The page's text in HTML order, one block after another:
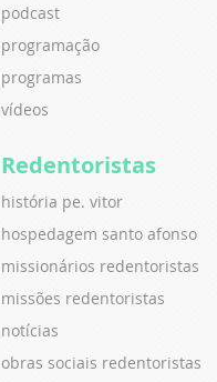
podcast
programação
programas
vídeos
Redentoristas
história pe. vitor
hospedagem santo afonso
missionários redentoristas
missões redentoristas
notícias
obras sociais redentoristas